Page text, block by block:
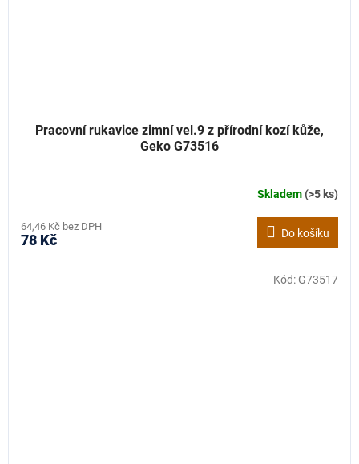
Pracovní rukavice zimní vel.9 z přírodní kozí kůže,
Geko G73516
Skladem(>5 ks)
64,46 Kč bez DPH
78 Kč Do košíku
Kód: G73517